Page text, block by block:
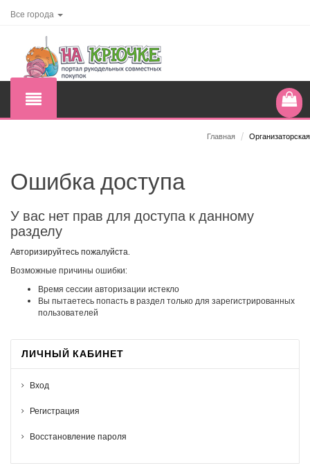
Все города
Главная / Организаторская
Ошибка доступа
У вас нет прав для доступа к данному
разделу
Авторизируйтесь пожалуйста.
Возможные причины ошибки:
Время сессии авторизации истекло
Вы пытаетесь попасть в раздел только для зарегистрированных
пользователей
ЛИЧНЫЙ КАБИНЕТ
Вход
Регистрация
Восстановление пароля